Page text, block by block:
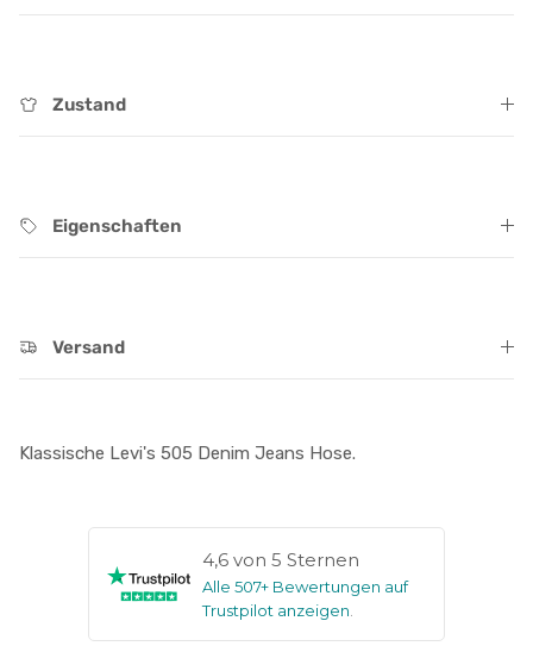
Zustand
Eigenschaften
Versand
Klassische Levi's 505 Denim Jeans Hose.
4,6 von 5 Sternen
Alle 507+ Bewertungen auf
Trustpilot anzeigen